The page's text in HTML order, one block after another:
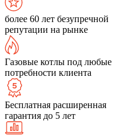
более 60 лет безупречной
репутации на рынке
Газовые котлы под любые
потребности клиента
Бесплатная расширенная
гарантия до 5 лет